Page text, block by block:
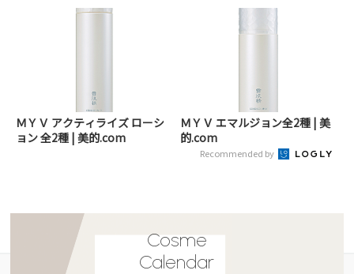
ＭＹＶ アクティライズ ローシ
ョン 全2種 | 美的.com
ＭＹＶ エマルジョン全2種 | 美
的.com
Recommended by
Cosme
Calendar